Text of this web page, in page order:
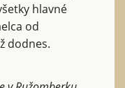
hlavné
od
dodnes.